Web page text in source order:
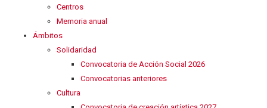
Centros
Memoria anual
Ámbitos
Solidaridad
Convocatoria de Acción Social 2026
Convocatorias anteriores
Cultura